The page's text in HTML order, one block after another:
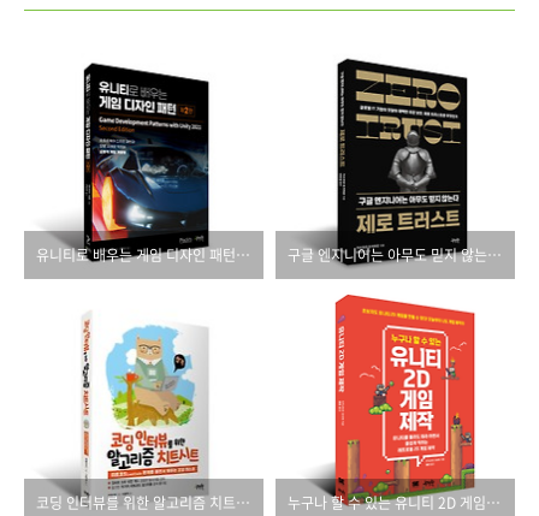
유니티로 배우는 게임 디자인 패턴(제2판) 구글 엔지니어는 아무도 믿지 않는다 제로 트러스트
코딩 인터뷰를 위한 알고리즘 치트시트 누구나 할 수 있는 유니티 2D 게임 제작